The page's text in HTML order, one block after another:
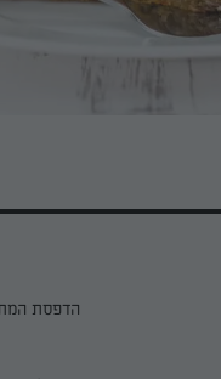
הדפסת